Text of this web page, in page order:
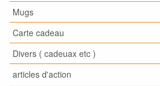
Mugs
Carte cadeau
Divers ( cadeuax etc )
articles d'action